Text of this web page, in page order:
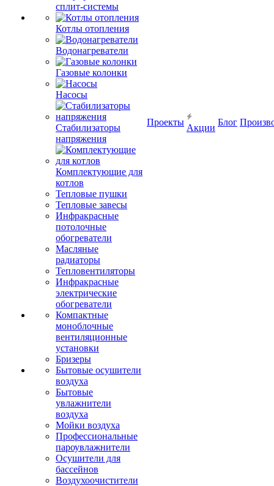
сплит-системы
Котлы отопления
Водонагреватели
Газовые колонки
Насосы
Стабилизаторы
напряжения
Комплектующие для
котлов
Тепловые пушки
Тепловые завесы
Инфракрасные
потолочные
обогреватели
Масляные
радиаторы
Тепловентиляторы
Инфракрасные
электрические
обогреватели
Компактные
моноблочные
вентиляционные
установки
Бризеры
Бытовые осушители
воздуха
Бытовые
увлажнители
воздуха
Мойки воздуха
Профессиональные
пароувлажнители
Осушители для
бассейнов
Воздухоочистители
Проекты
Акции
Блог